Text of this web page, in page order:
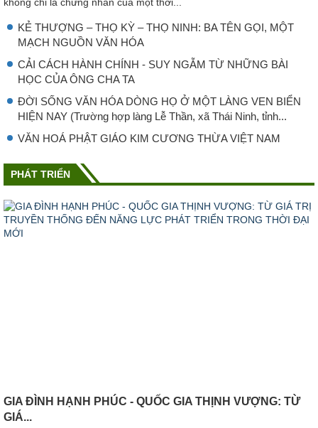
KẺ THƯỢNG – THỌ KỲ – THỌ NINH: BA TÊN GỌI, MỘT
MẠCH NGUỒN VĂN HÓA
CẢI CÁCH HÀNH CHÍNH - SUY NGẪM TỪ NHỮNG BÀI
HỌC CỦA ÔNG CHA TA
ĐỜI SỐNG VĂN HÓA DÒNG HỌ Ở MỘT LÀNG VEN BIỂN
HIỆN NAY (Trường hợp làng Lễ Thần, xã Thái Ninh, tỉnh...
VĂN HOÁ PHẬT GIÁO KIM CƯƠNG THỪA VIỆT NAM
PHÁT TRIỂN
GIA ĐÌNH HẠNH PHÚC - QUỐC GIA THỊNH VƯỢNG: TỪ
GIÁ...